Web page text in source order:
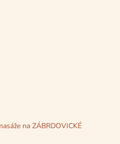
na ZÁBRDOVICKÉ